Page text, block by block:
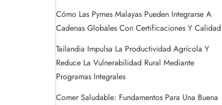
Cómo Las Pymes Malayas Pueden Integrarse A
Cadenas Globales Con Certificaciones Y Calidad
Tailandia Impulsa La Productividad Agrícola Y
Reduce La Vulnerabilidad Rural Mediante
Programas Integrales
Comer Saludable: Fundamentos Para Una Buena